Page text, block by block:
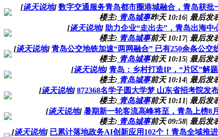
[谈天说地] 数字交通服务青岛都市圈港城融合，青岛获批
楼主: 青岛城事昨天 10:16| 最后发
[谈天说地] 助力企业“走出去”，青岛出海中
楼主: 青岛城事前天 10:17| 最后发
[谈天说地] 青岛公交地铁加速“两网融合” 已有250余条公交
楼主: 青岛城事前天 10:15| 最后发
[谈天说地] 青岛：乡村打造IP，“片区”解
楼主: 青岛城事前天 10:14| 最后发
[谈天说地] 872368名学子圆大学梦 山东省招考院发
楼主: 青岛城事前天 10:11| 最后发
[谈天说地] 暑期新一轮客流高峰将至，青岛上榜8
楼主: 青岛城事前天 09:58| 最后发
[谈天说地] 已累计落地政务AI创新应用102个！青岛全域推